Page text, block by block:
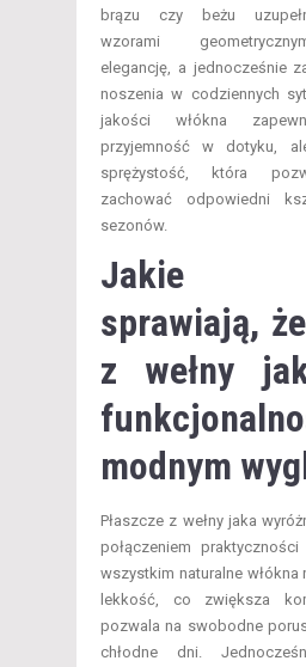
brązu czy beżu
wzorami
elegancję, a jednocześnie
noszenia w codziennych
jakości włókna
przyjemność w dotyku,
sprężystość, która
zachować odpowiedni
sezonów.
Jakie
sprawiają,
z wełny
modnym
Płaszcze z wełny jaka
połączeniem
wszystkim naturalne włókna
lekkość, co zwiększa
pozwala na swobodne
chłodne dni.